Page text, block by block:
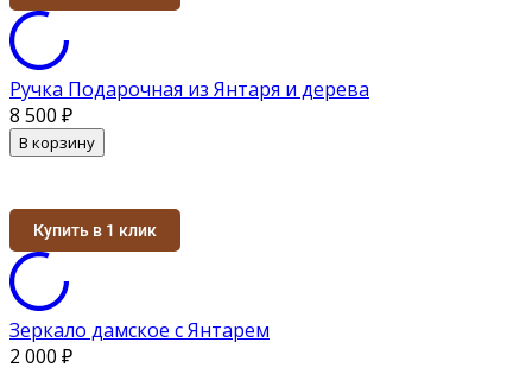
Ручка Подарочная из Янтаря и дерева
8 500 ₽
В корзину
Купить в 1 клик
Зеркало дамское с Янтарем
2 000 ₽